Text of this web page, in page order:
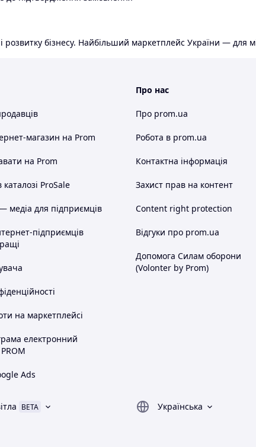
бізнесу. Найбільший маркетплейс України — для
магазин на Prom
на Prom
ProSale
медіа для підприємців
підприємців
на маркетплейсі
електронний
Ads
Про нас
Про prom.ua
Робота в prom.ua
Контактна інформація
Захист прав на контент
Content right protection
Відгуки про prom.ua
Допомога Силам оборони
(Volonter by Prom)
BETA
Українська